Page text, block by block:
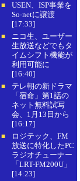
■
USEN、ISP事業を
So-netに譲渡
[17:33]
■
ニコ生、ユーザー
生放送などでもタ
イムシフト機能が
利用可能に
[16:40]
■
テレ朝の新ドラマ
「宿命」第1話の
ネット無料試写
会、1月13日から
[16:17]
■
ロジテック、FM
放送に特化したPC
ラジオチューナー
「LRT-FM200U」
[14:23]